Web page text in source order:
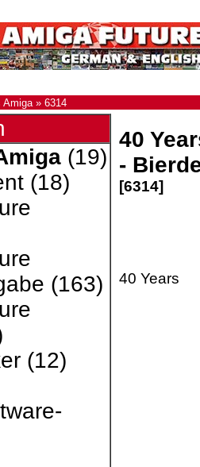
Amiga» 6314
(19)
(18)
(163)
(12)
40
-
[6314]
40 Years